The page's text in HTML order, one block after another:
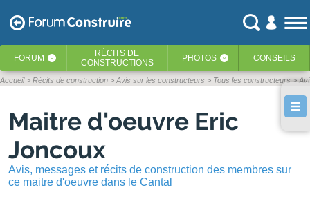
FORUM ‹ RÉCITS DE
CONSTRUCTIONS
PHOTOS ‹ CONSEILS
Accueil Récits de construction Avis sur les constructeurs Tous les constructeurs
Maitre d'oeuvre Eric
Joncoux
Avis, messages et récits de construction des membres sur
ce maitre d'oeuvre dans le Cantal